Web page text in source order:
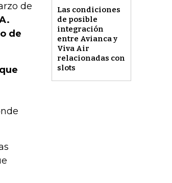
Las condiciones
de posible
integración
entre Avianca y
Viva Air
relacionadas con
slots
de
de